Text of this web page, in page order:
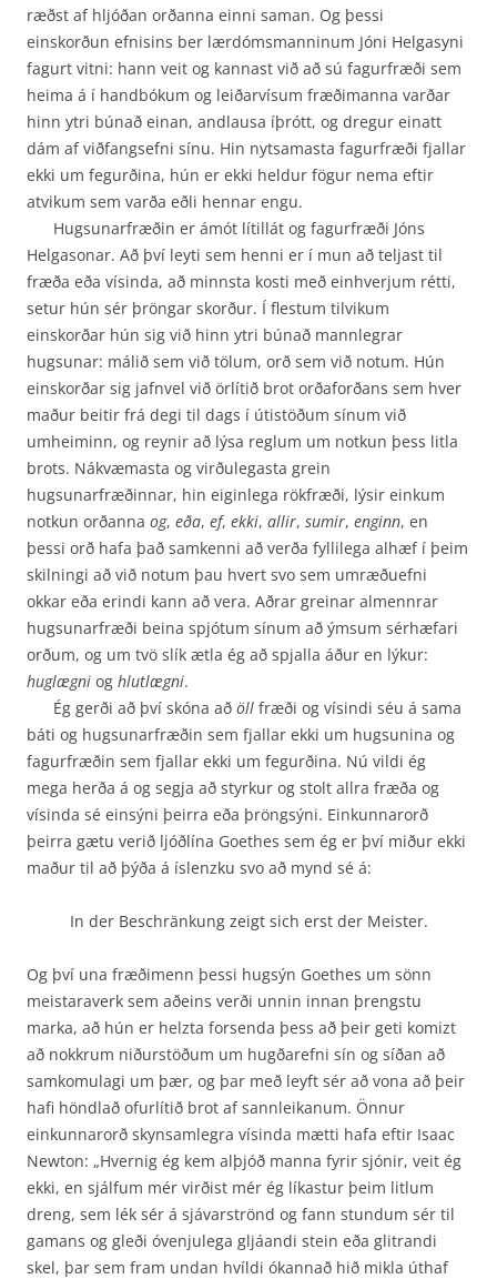
ræðst af hljóðan orðanna einni saman. Og þessi
einskorðun efnisins ber lærdómsmanninum Jóni Helgasyni
fagurt vitni: hann veit og kannast við að sú fagurfræði sem
heima á í handbókum og leiðarvísum fræðimanna varðar
hinn ytri búnað einan, andlausa íþrótt, og dregur einatt
dám af viðfangsefni sínu. Hin nytsamasta fagurfræði fjallar
ekki um fegurðina, hún er ekki heldur fögur nema eftir
atvikum sem varða eðli hennar engu.
Hugsunarfræðin er ámót lítillát og fagurfræði Jóns
Helgasonar. Að því leyti sem henni er í mun að teljast til
fræða eða vísinda, að minnsta kosti með einhverjum rétti,
setur hún sér þröngar skorður. Í flestum tilvikum
einskorðar hún sig við hinn ytri búnað mannlegrar
hugsunar: málið sem við tölum, orð sem við notum. Hún
einskorðar sig jafnvel við örlítið brot orðaforðans sem hver
maður beitir frá degi til dags í útistöðum sínum við
umheiminn, og reynir að lýsa reglum um notkun þess litla
brots. Nákvæmasta og virðulegasta grein
hugsunarfræðinnar, hin eiginlega rökfræði, lýsir einkum
notkun orðanna og, eða, ef, ekki, allir, sumir, enginn, en
þessi orð hafa það samkenni að verða fyllilega alhæf í þeim
skilningi að við notum þau hvert svo sem umræðuefni
okkar eða erindi kann að vera. Aðrar greinar almennrar
hugsunarfræði beina spjótum sínum að ýmsum sérhæfari
orðum, og um tvö slík ætla ég að spjalla áður en lýkur:
huglægni og hlutlægni.
Ég gerði að því skóna að öll fræði og vísindi séu á sama
báti og hugsunarfræðin sem fjallar ekki um hugsunina og
fagurfræðin sem fjallar ekki um fegurðina. Nú vildi ég
mega herða á og segja að styrkur og stolt allra fræða og
vísinda sé einsýni þeirra eða þröngsýni. Einkunnarorð
þeirra gætu verið ljóðlína Goethes sem ég er því miður ekki
maður til að þýða á íslenzku svo að mynd sé á:
In der Beschränkung zeigt sich erst der Meister.
Og því una fræðimenn þessi hugsýn Goethes um sönn
meistaraverk sem aðeins verði unnin innan þrengstu
marka, að hún er helzta forsenda þess að þeir geti komizt
að nokkrum niður­stöðum um hugðarefni sín og síðan að
samkomulagi um þær, og þar með leyft sér að vona að þeir
hafi höndlað ofurlítið brot af sannleikanum. Önnur
einkunnarorð skynsamlegra vísinda mætti hafa eftir Isaac
Newton: „Hvernig ég kem alþjóð manna fyrir sjónir, veit ég
ekki, en sjálfum mér virðist mér ég líkastur þeim litlum
dreng, sem lék sér á sjávarströnd og fann stundum sér til
gamans og gleði óvenjulega gljáandi stein eða glitrandi
skel, þar sem fram undan hvíldi ókannað hið mikla úthaf